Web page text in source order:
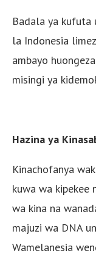
Badala ya kufuta
la Indonesia
ambayo
misingi ya
Hazina ya
Kinachofanya
kuwa wa kipekee
wa kina na
majuzi wa DNA
Wamelanesia